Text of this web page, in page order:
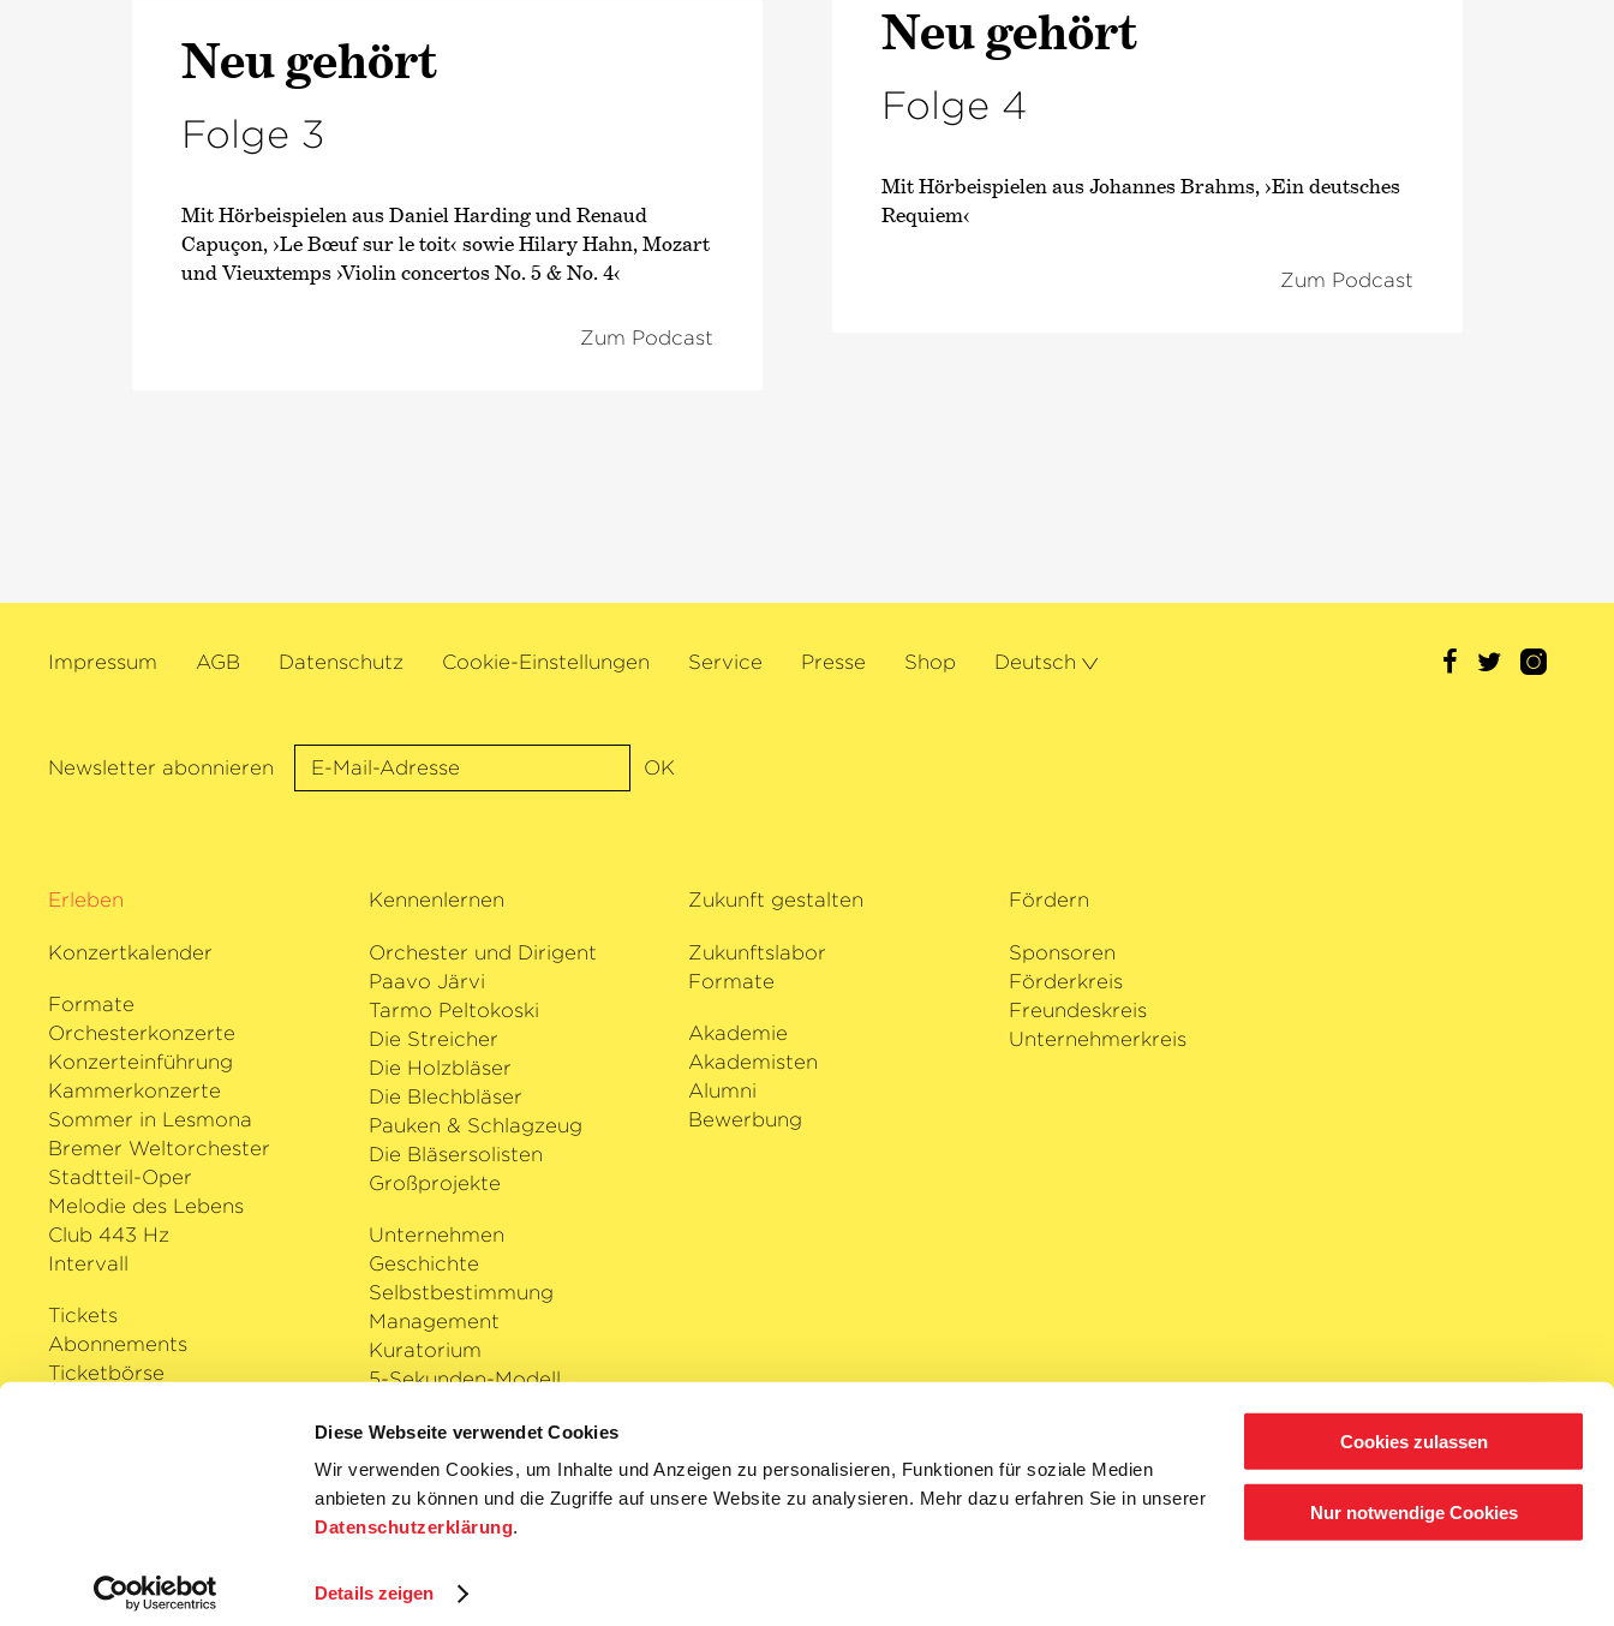
Diese Webseite verwendet Cookies
Wir verwenden Cookies, um Inhalte und Anzeigen zu personalisieren, Funktionen für soziale Medien
anbieten zu können und die Zugriffe auf unsere Website zu analysieren. Mehr dazu erfahren Sie in unserer
Datenschutzerklärung.
Details zeigen
Cookies zulassen
Nur notwendige Cookies
Neu gehört
Folge 3
Mit Hörbeispielen aus Daniel Harding und Renaud
Capuçon, ›Le Bœuf sur le toit‹ sowie Hilary Hahn, Mozart
und Vieuxtemps ›Violin concertos No. 5 & No. 4‹
Zum Podcast
Neu gehört
Folge 4
Mit Hörbeispielen aus Johannes Brahms, ›Ein deutsches
Requiem‹
Zum Podcast
Impressum AGB Datenschutz Cookie-Einstellungen Service Presse Shop Deutsch
Newsletter abonnieren OK
Erleben
Konzertkalender
Formate
Orchesterkonzerte
Konzerteinführung
Kammerkonzerte
Sommer in Lesmona
Bremer Weltorchester
Stadtteil-Oper
Melodie des Lebens
Club 443 Hz
Intervall
Tickets
Abonnements
Ticketbörse
Kennenlernen
Orchester und Dirigent
Paavo Järvi
Tarmo Peltokoski
Die Streicher
Die Holzbläser
Die Blechbläser
Pauken & Schlagzeug
Die Bläsersolisten
Großprojekte
Unternehmen
Geschichte
Selbstbestimmung
Management
Kuratorium
5-Sekunden-Modell
Karriere
Shop
Zukunft gestalten
Zukunftslabor
Formate
Akademie
Akademisten
Alumni
Bewerbung
Fördern
Sponsoren
Förderkreis
Freundeskreis
Unternehmerkreis